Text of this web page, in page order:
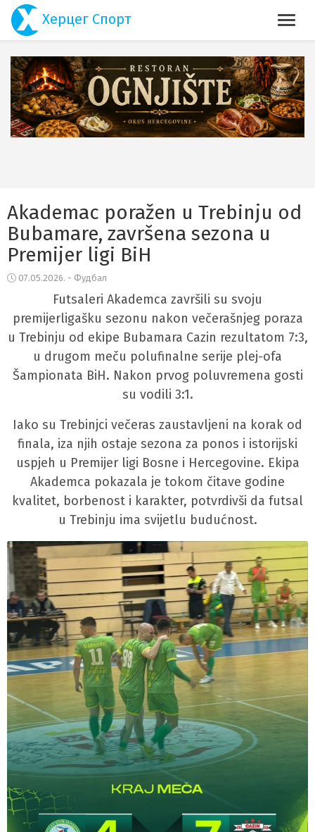
Херцег Спорт
Akademac poražen u Trebinju od
Bubamare, završena sezona u
Premijer ligi BiH
07.05.2026. - Фудбал
Futsaleri Akademca završili su svoju
premijerligašku sezonu nakon večerašnjeg poraza
u Trebinju od ekipe Bubamara Cazin rezultatom 7:3,
u drugom meču polufinalne serije plej-ofa
Šampionata BiH. Nakon prvog poluvremena gosti
su vodili 3:1.
Iako su Trebinjci večeras zaustavljeni na korak od
finala, iza njih ostaje sezona za ponos i istorijski
uspjeh u Premijer ligi Bosne i Hercegovine. Ekipa
Akademca pokazala je tokom čitave godine
kvalitet, borbenost i karakter, potvrdivši da futsal
u Trebinju ima svijetlu budućnost.